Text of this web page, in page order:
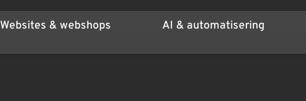
Websites & webshops AI & automatisering